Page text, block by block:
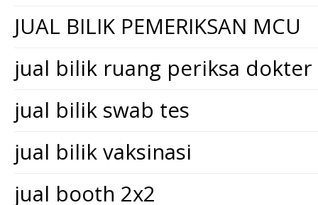
JUAL BILIK PEMERIKSAN MCU
jual bilik ruang periksa dokter
jual bilik swab tes
jual bilik vaksinasi
jual booth 2x2